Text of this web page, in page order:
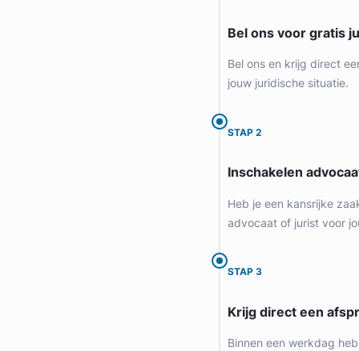
Bel ons voor gratis
Bel ons en krijg direct
jouw juridische situatie.
STAP 2
Inschakelen
Heb je een kansrijke
advocaat of jurist voor
STAP 3
Krijg direct een
Binnen een werkdag